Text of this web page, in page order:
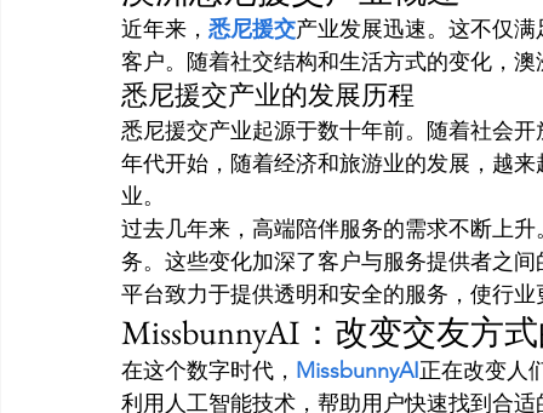
近年来， 悉尼援交产业发展迅速。这不仅
客户。随着社交结构和生活方式的变化，
悉尼援交产业的发展历程
悉尼援交产业起源于数十年前。随着社会
年代开始，随着经济和旅游业的发展，越
业。
过去几年来，高端陪伴服务的需求不断上
务。这些变化加深了客户与服务提供者之
平台致力于提供透明和安全的服务，使行业
MissbunnyAI：改变交友方
在这个数字时代， MissbunnyAI正在改变人
利用人工智能技术，帮助用户快速找到合